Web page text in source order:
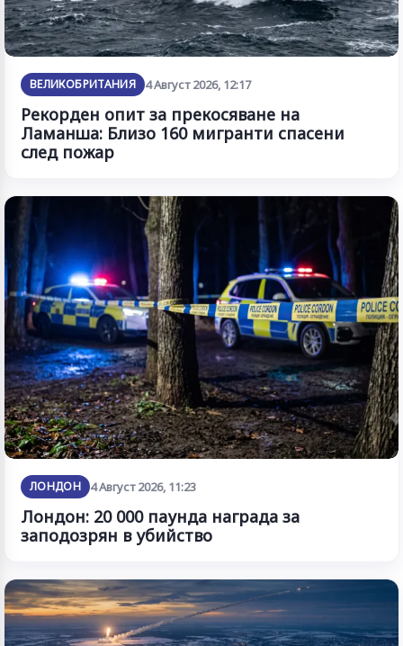
ВЕЛИКОБРИТАНИЯ 4 Август 2026, 12:17
Рекорден опит за прекосяване на
Ламанша: Близо 160 мигранти спасени
след пожар
ЛОНДОН 4 Август 2026, 11:23
Лондон: 20 000 паунда награда за
заподозрян в убийство